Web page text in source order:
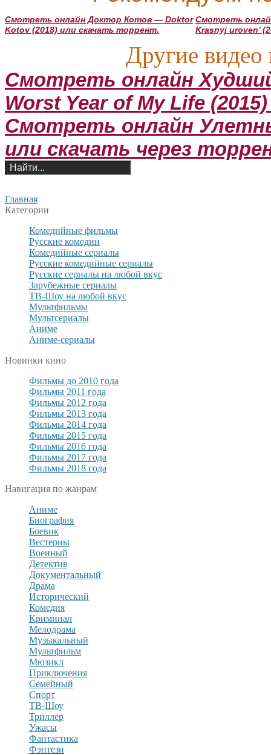
Смотреть онлайн Доктор Котов — Doktor
Kotov (2018) или скачать торрент.
Смотреть
Krasnyj uroven’
Другие видео
Смотреть онлайн
Worst Year of My Life
Смотреть онлайн
или скачать через
Главная
Категории
Комедийные фильмы
Русские комедии
Комедийные сериалы
Русские комедийные сериалы
Русские сериалы на любой вкус
Зарубежные сериалы
ТВ-Шоу на любой вкус
Мультфильмы
Мультсериалы
Аниме
Аниме-сериалы
Новинки кино
Фильмы до 2010 года
Фильмы 2011 года
Фильмы 2012 года
Фильмы 2013 года
Фильмы 2014 года
Фильмы 2015 года
Фильмы 2016 года
Фильмы 2017 года
Фильмы 2018 года
Навигация по жанрам
Аниме
Биография
Боевик
Вестерны
Военный
Детектив
Документальный
Драма
Исторический
Комедия
Криминал
Мелодрама
Музыкальный
Мультфильм
Мюзикл
Приключения
Семейный
Спорт
ТВ-Шоу
Триллер
Ужасы
Фантастика
Фэнтези